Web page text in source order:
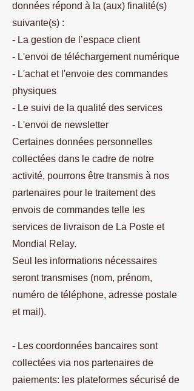
données répond à la (aux) finalité(s)
suivante(s) :
- La gestion de l’espace client
- L'envoi de téléchargement numérique
- L'achat et l'envoie des commandes
physiques
- Le suivi de la qualité des services
- L'envoi de newsletter
Certaines données personnelles
collectées dans le cadre de notre
activité, pourrons être transmis à nos
partenaires pour le traitement des
envois de commandes telle les
services de livraison de La Poste et
Mondial Relay.
Seul les informations nécessaires
seront transmises (nom, prénom,
numéro de téléphone, adresse postale
et mail).
- Les coordonnées bancaires sont
collectées via nos partenaires de
paiements: les plateformes sécurisé de